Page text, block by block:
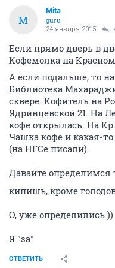
M
Mita
guru
24 января 2015
Если прямо дверь в
Кофемолка на
А если подальше, то
Библиотека
сквере. Кофитель на
Ядринцевской 21. На
кофе открылась. На
Чашка кофе и какая-
(на НГСе писали).
Давайте определимся
кипишь, кроме
О, уже определились ))
Я "за"
ОТВЕТИТЬ